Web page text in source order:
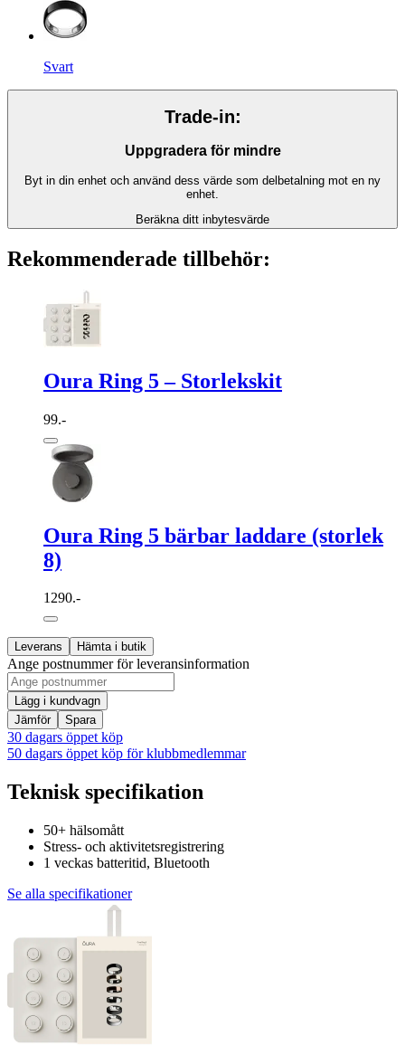
Svart
Trade-in:
Uppgradera för mindre
Byt in din enhet och använd dess värde som delbetalning mot en ny
enhet.
Beräkna ditt inbytesvärde
Rekommenderade tillbehör:
Oura Ring 5 – Storlekskit
99.-
Oura Ring 5 bärbar laddare (storlek
8)
1290.-
Leverans Hämta i butik
Ange postnummer för leveransinformation
Lägg i kundvagn
Jämför
Spara
30 dagars öppet köp
50 dagars öppet köp för klubbmedlemmar
Teknisk specifikation
50+ hälsomått
Stress- och aktivitetsregistrering
1 veckas batteritid, Bluetooth
Se alla specifikationer